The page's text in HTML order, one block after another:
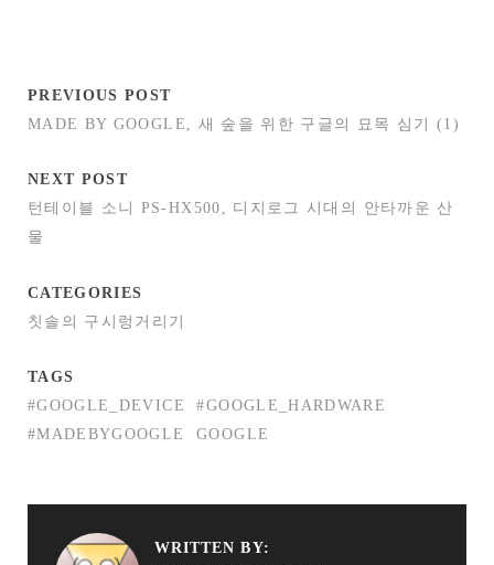
PREVIOUS POST
MADE BY GOOGLE, 새 숲을 위한 구글의 묘목 심기 (1)
NEXT POST
턴테이블 소니 PS-HX500, 디지로그 시대의 안타까운 산
물
CATEGORIES
칫솔의 구시렁거리기
TAGS
#GOOGLE_DEVICE
#GOOGLE_HARDWARE
#MADEBYGOOGLE
GOOGLE
WRITTEN BY: